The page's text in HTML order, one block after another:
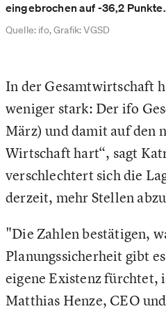
eingebrochen auf -36,2 Punkte.
Quelle: ifo, Grafik: VGSD
In der Gesamtwirtschaft
weniger stark: Der ifo
März) und damit auf den
Wirtschaft hart“, sagt
verschlechtert sich die
derzeit, mehr Stellen
"Die Zahlen bestätigen,
Planungssicherheit gibt
eigene Existenz fürchtet,
Matthias Henze, CEO